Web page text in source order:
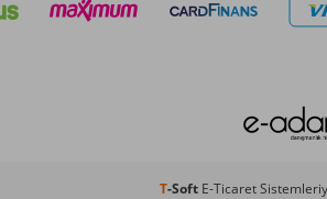
T-Soft E-Ticaret